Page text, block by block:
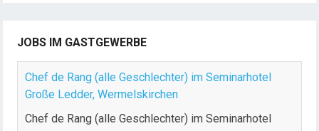
JOBS IM GASTGEWERBE
Chef de Rang (alle Geschlechter) im Seminarhotel
Große Ledder, Wermelskirchen
Chef de Rang (alle Geschlechter) im Seminarhotel